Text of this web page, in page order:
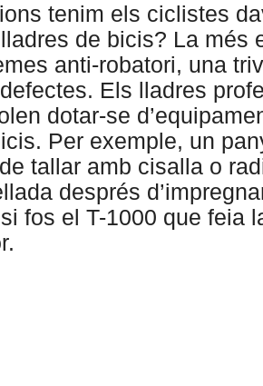
tenim els ciclistes
de bicis? La més
anti-robatori, una
Els lladres
dotar-se
Per exemple, un
tallar amb cisalla o
després
fos el T-1000 que feia